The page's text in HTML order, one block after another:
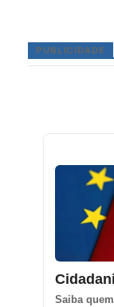
PUBLICIDADE
Saiba